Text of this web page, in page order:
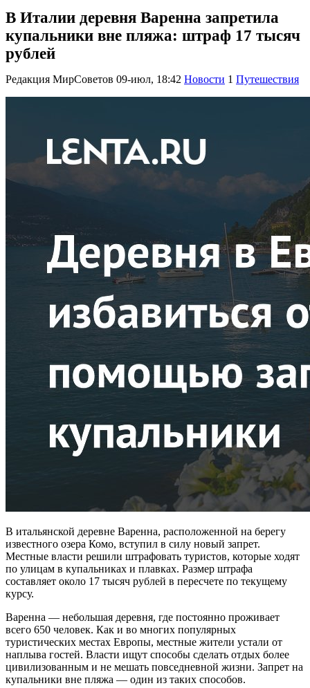
В Италии деревня Варенна запретила
купальники вне пляжа: штраф 17 тысяч
рублей
Редакция МирСоветов 09-июл, 18:42 Новости 1 Путешествия
В итальянской деревне Варенна, расположенной на берегу
известного озера Комо, вступил в силу новый запрет.
Местные власти решили штрафовать туристов, которые ходят
по улицам в купальниках и плавках. Размер штрафа
составляет около 17 тысяч рублей в пересчете по текущему
курсу.
Варенна — небольшая деревня, где постоянно проживает
всего 650 человек. Как и во многих популярных
туристических местах Европы, местные жители устали от
наплыва гостей. Власти ищут способы сделать отдых более
цивилизованным и не мешать повседневной жизни. Запрет на
купальники вне пляжа — один из таких способов.